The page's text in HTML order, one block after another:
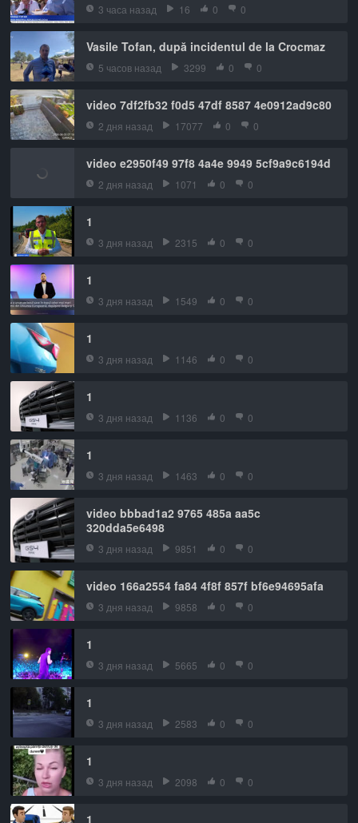
3 часа назад 16 0 0
Vasile Tofan, după incidentul de la Crocmaz
5 часов назад 3299 0 0
video 7df2fb32 f0d5 47df 8587 4e0912ad9c80
2 дня назад 17077 0 0
video e2950f49 97f8 4a4e 9949 5cf9a9c6194d
2 дня назад 1071 0 0
1
3 дня назад 2315 0 0
1
3 дня назад 1549 0 0
1
3 дня назад 1146 0 0
1
3 дня назад 1136 0 0
1
3 дня назад 1463 0 0
video bbbad1a2 9765 485a aa5c
320dda5e6498
3 дня назад 9851 0 0
video 166a2554 fa84 4f8f 857f bf6e94695afa
3 дня назад 9858 0 0
1
3 дня назад 5665 0 0
1
3 дня назад 2583 0 0
1
3 дня назад 2098 0 0
1